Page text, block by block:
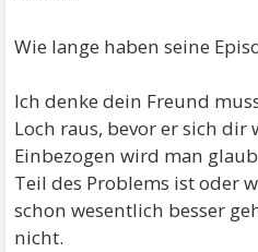
Wie lange haben seine
Ich denke dein Freund
Loch raus, bevor er sich
Einbezogen wird man
Teil des Problems ist oder
schon wesentlich besser
nicht.